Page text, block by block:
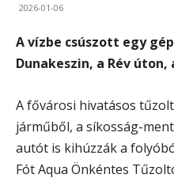
2026-01-06
A vízbe csúszott egy
Dunakeszin, a Rév
A fővárosi hivatásos
járműből, a síkosság-
autót is kihúzzák a
Fót Aqua Önkéntes